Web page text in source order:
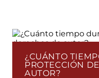
¿CUÁNTO
PROTECCIÓN
AUTOR?